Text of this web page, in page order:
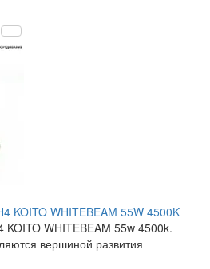
KOITO WHITEBEAM 55W 4500K
WHITEBEAM 55w 4500k.
вершиной развития